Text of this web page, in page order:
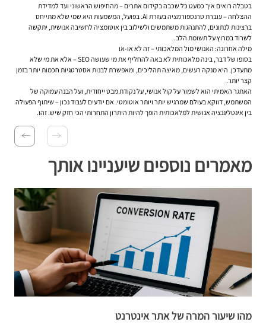
בטבלה רואים איך כמעט כל שכבה בקידום אתרים – מהחיפוש הראשוני ועד למדידת
ההצלחה – עוברת טרנספורמציה בעזרת AI. בפועל, המשמעות היא שמי שלא מתייחס
ברצינות לנתונים, להתנהגות משתמשים ולשילוב בין אוטומציה לחשיבה אנושית, יתקשה
לשרוד במרוץ על תשומת הלב.
מילה אחרונה: האנושי מול המלאכותי – זה לא או-או
בסופו של דבר, בינה מלאכותית לא באה להחליף את מי שעושה SEO – אלא את מי שלא
מתעדכן. היא מנקה רעשים, מאיצה תהליכים, ומאפשרת לבנות אסטרטגיות חכמות יותר בזמן
קצר יותר.
האתגר האמיתי הוא לשמור על קול אנושי, על נקודת מבט ייחודית, ועל הבנה עמוקה של
המשתמש, דווקא בעולם שמרגיש יותר ויותר אוטומטי. אם יודעים לעבוד נכון – שיתוף הפעולה
בין אינטליגנציה אנושית למלאכותית הופך להיות היתרון התחרותי הכי חזק שיש. זהו.
מאמרים נוספים שיעניינו אותך
מהו שיעור המרה של אתר אינטרנט